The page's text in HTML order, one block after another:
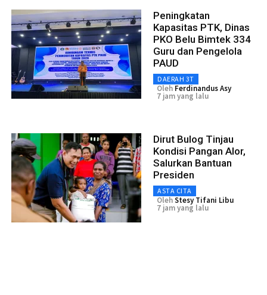
Peningkatan
Kapasitas PTK, Dinas
PKO Belu Bimtek 334
Guru dan Pengelola
PAUD
DAERAH 3T
Oleh Ferdinandus Asy
7 jam yang lalu
Dirut Bulog Tinjau
Kondisi Pangan Alor,
Salurkan Bantuan
Presiden
ASTA CITA
OlehStesy Tifani Libu
7 jam yang lalu